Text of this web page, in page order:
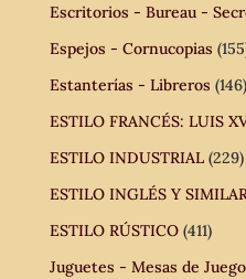
Escritorios - Bureau -
Espejos - Cornucopias
Estanterías - Libreros (146)
ESTILO FRANCÉS: LUIS
ESTILO INDUSTRIAL (229)
ESTILO INGLÉS Y
ESTILO RÚSTICO (411)
Juguetes - Mesas de Juego